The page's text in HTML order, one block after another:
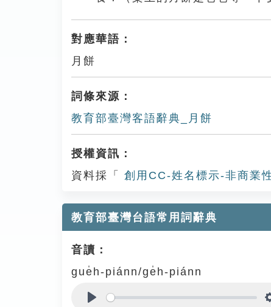
對應華語：
月餅
詞條來源：
教育部臺灣客語辭典_月餅
授權資訊：
資料採「
創用CC-姓名標示-非商業
教育部臺灣台語常用詞辭典
音讀：
gue̍h-piánn/ge̍h-piánn